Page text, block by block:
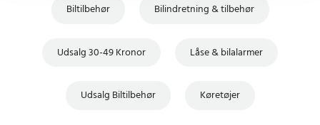
Biltilbehør Bilindretning & tilbehør
Udsalg 30-49 Kronor Låse & bilalarmer
Udsalg Biltilbehør Køretøjer